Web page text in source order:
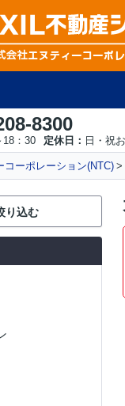
8300
18：30 定休日： 日・祝
コーポレーション(NTC)
り込む